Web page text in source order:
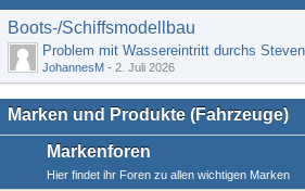
Boots-/Schiffsmodellbau
Problem mit Wassereintritt durchs
JohannesM - 2. Juli 2026
Marken und Produkte (Fahrzeuge)
Markenforen
Hier findet ihr Foren zu allen wichtigen Marken